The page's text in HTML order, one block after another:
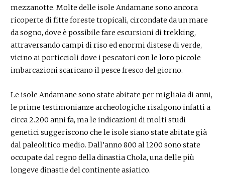
mezzanotte. Molte delle isole Andamane sono ancora
ricoperte di fitte foreste tropicali, circondate da un mare
da sogno, dove è possibile fare escursioni di trekking,
attraversando campi di riso ed enormi distese di verde,
vicino ai porticcioli dove i pescatori con le loro piccole
imbarcazioni scaricano il pesce fresco del giorno.
Le isole Andamane sono state abitate per migliaia di anni,
le prime testimonianze archeologiche risalgono infatti a
circa 2.200 anni fa, ma le indicazioni di molti studi
genetici suggeriscono che le isole siano state abitate già
dal paleolitico medio. Dall’anno 800 al 1200 sono state
occupate dal regno della dinastia Chola, una delle più
longeve dinastie del continente asiatico.